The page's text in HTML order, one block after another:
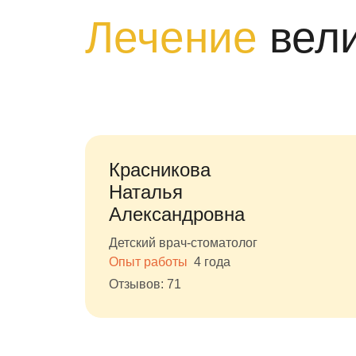
Лечение
Красникова
Наталья
Александровна
Детский врач-стоматолог
Опыт работы 4 года
Отзывов: 71